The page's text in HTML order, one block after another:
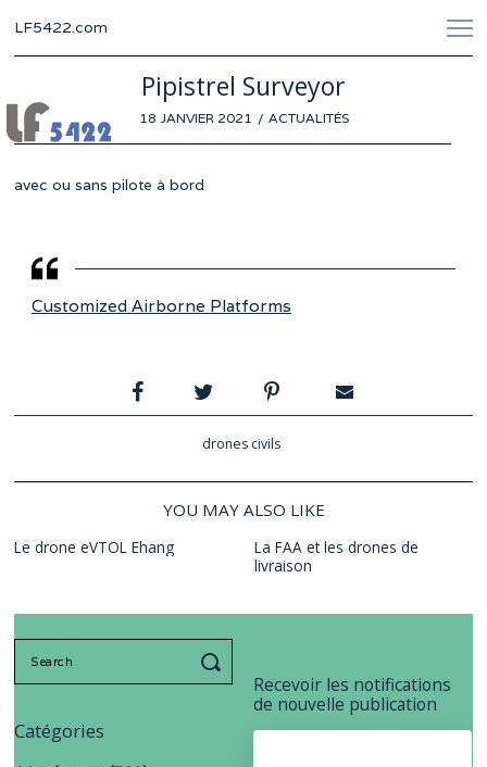
LF5422.com
Pipistrel Surveyor
POSTED
18 JANVIER 2021 ACTUALITÉS
avec ou sans pilote à bord
Customized Airborne Platforms
drones civils
YOU MAY ALSO LIKE
Le drone eVTOL Ehang
La FAA et les drones de
livraison
Recevoir les notifications
de nouvelle publication
Catégories